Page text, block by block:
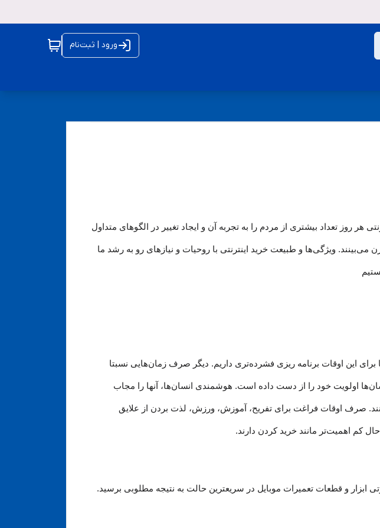
ورود | ثبت‌نام
روز تعداد بیشتری از مردم را به تجربه آن و ایجاد تغییر در الگوهای متداول
ویژگی‏‏‏‌ها و طبیعت خرید اینترنتی با روحیات و نیازهای رو به رشد ما
این اوقات برنامه ریزی فشرده‏‌تری داریم. دیگر صرف زمان‌هایی نسبتا
اولویت خود را از دست داده است. هوشمندی انسان‌ها، آنها را مجاب
صرف اوقات فراغت برای تفریح، آموزش، ورزش، لذت بردن از علایق
کم اهمیت‏‏‏‌تر مانند خرید کردن دارند.